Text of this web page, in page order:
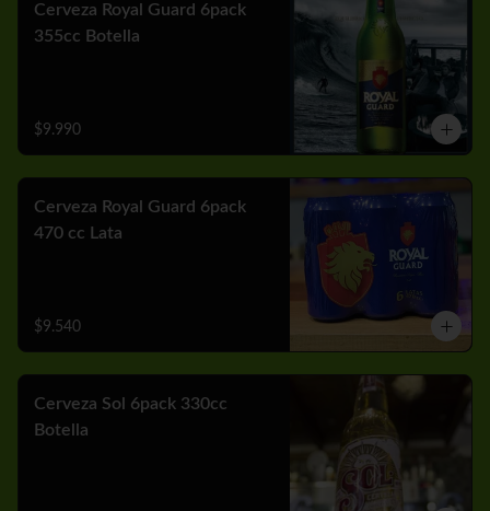
Cerveza Royal Guard 6pack
355cc Botella
$9.990
Cerveza Royal Guard 6pack
470 cc Lata
$9.540
Cerveza Sol 6pack 330cc
Botella